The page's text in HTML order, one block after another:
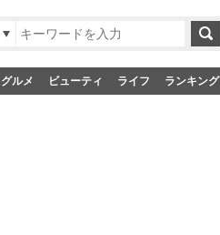
グルメ ビューティ ライフ ランキング